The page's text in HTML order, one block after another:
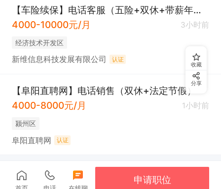
【车险续保】电话客服（五险+双休+带薪年假）
4000-10000元/月
3小时前
经济技术开发区
新维信息科技发展有限公司 认证
【阜阳直聘网】电话销售（双休+法定节假）
4000-8000元/月
1小时前
颍州区
阜阳直聘网 认证
收藏
分享
申请职位